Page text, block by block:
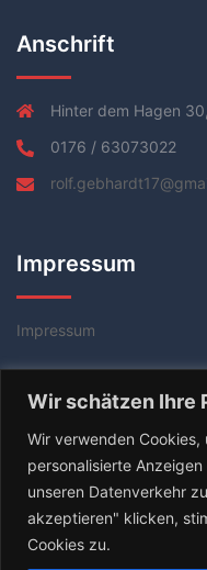
Wir schätzen Ihre
Wir verwenden
personalisierte
unseren Datenverkehr
akzeptieren" klicken,
Cookies zu.
Anschrift
Hinter dem Hagen
0176 / 63073022
Impressum
Impressum